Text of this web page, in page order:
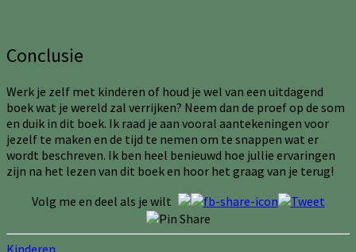
Conclusie
Werk je zelf met kinderen of houd je wel van een uitdagend
boek wat je wereld zal verrijken? Neem dan de proef op de som
en duik in dit boek. Ik raad je aan vooral aantekeningen voor
jezelf te maken en de tijd te nemen om te snappen wat er
wordt beschreven. Ik ben heel benieuwd hoe jullie ervaringen
zijn na het lezen van dit boek en hoor het graag van je terug!
Volg me en deel als je wilt